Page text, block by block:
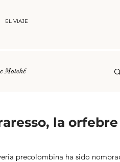
EL VIAJE
Motché
la
precolombina ha sido